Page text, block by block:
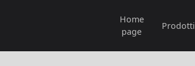
Home
page
Prodotti